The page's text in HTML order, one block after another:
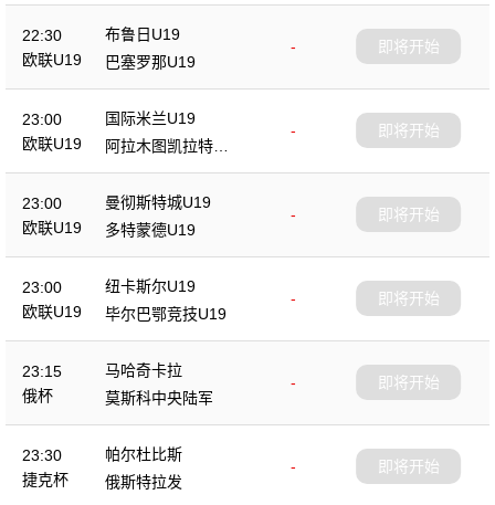
22:30
欧联U19
布鲁日U19
-
巴塞罗那U19
即将开始
23:00
欧联U19
国际米兰U19
-
阿拉木图凯拉特U1
9
即将开始
23:00
欧联U19
曼彻斯特城U19
-
多特蒙德U19
即将开始
23:00
欧联U19
纽卡斯尔U19
-
毕尔巴鄂竞技U19
即将开始
23:15
俄杯
马哈奇卡拉
-
莫斯科中央陆军
即将开始
23:30
捷克杯
帕尔杜比斯
-
俄斯特拉发
即将开始